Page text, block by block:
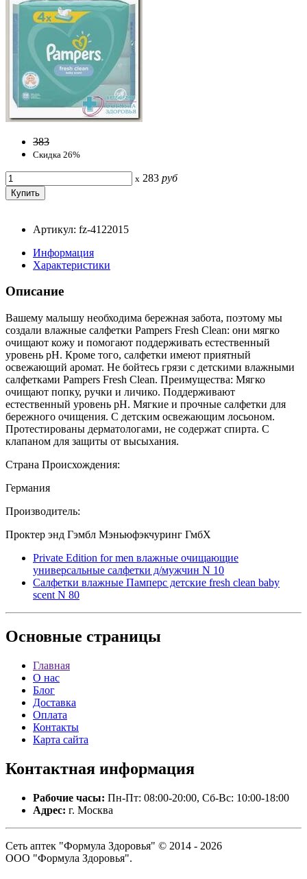
383
Скидка 26%
x 283 руб
Артикул: fz-4122015
Информация
Характеристики
Описание
Вашему малышу необходима бережная забота, поэтому мы
создали влажные салфетки Pampers Fresh Clean: они мягко
очищают кожу и помогают поддерживать естественный
уровень pH. Кроме того, салфетки имеют приятный
освежающий аромат. Не бойтесь грязи с детскими влажными
салфетками Pampers Fresh Clean. Преимущества: Мягко
очищают попку, ручки и личико. Поддерживают
естественный уровень pH. Мягкие и прочные салфетки для
бережного очищения. С детским освежающим лосьоном.
Протестированы дерматологами, не содержат спирта. С
клапаном для защиты от высыхания.
Страна Происхождения:
Германия
Производитель:
Проктер энд Гэмбл Мэньюфэкчуринг ГмбХ
Private Edition for men влажные очищающие
универсальные салфетки д/мужчин N 10
Салфетки влажные Памперс детские fresh clean baby
scent N 80
Основные страницы
Главная
О нас
Блог
Доставка
Оплата
Контакты
Карта сайта
Контактная информация
Рабочие часы: Пн-Пт: 08:00-20:00, Сб-Вс: 10:00-18:00
Адрес: г. Москва
Сеть аптек "Формула Здоровья" © 2014 - 2026
ООО "Формула Здоровья".